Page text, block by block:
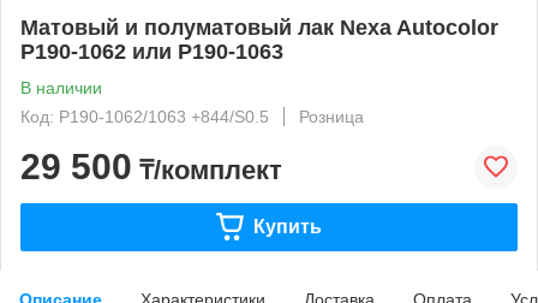
Матовый и полуматовый лак Nexa Autocolor
P190-1062 или P190-1063
В наличии
Код: P190-1062/1063 +844/S0.5
Розница
29 500 ₸/комплект
Купить
Описание Характеристики Доставка Оплата